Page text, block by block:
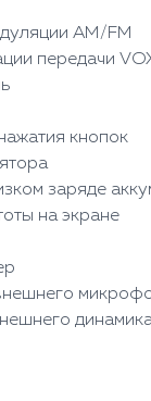
AM/FM
передачи
кнопок
заряде
на экране